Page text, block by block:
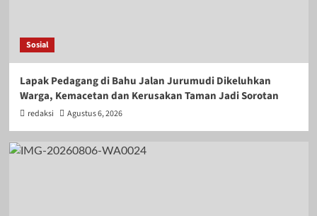
Sosial
Lapak Pedagang di Bahu Jalan Jurumudi Dikeluhkan
Warga, Kemacetan dan Kerusakan Taman Jadi Sorotan
redaksi Agustus 6, 2026